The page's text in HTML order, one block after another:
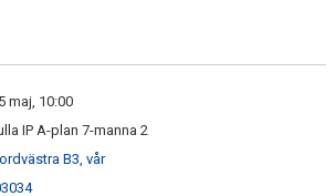
maj, 10:00
IP A-plan 7-manna 2
B3, vår